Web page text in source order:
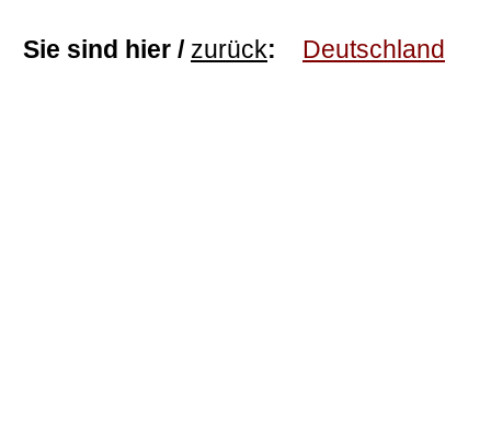
Sie sind hier / zurück: Deutschland